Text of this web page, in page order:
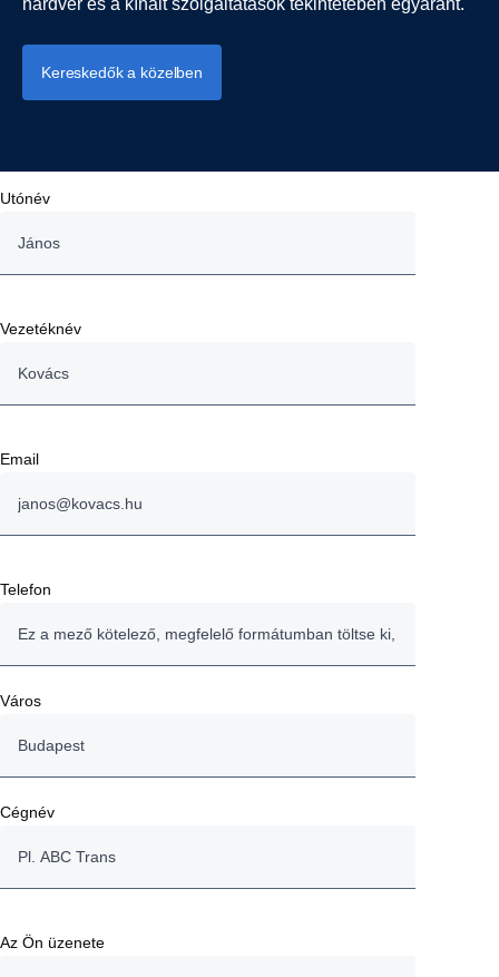
Kereskedők a közelben
Utónév
Vezetéknév
Email
Telefon
Város
Cégnév
Az Ön üzenete